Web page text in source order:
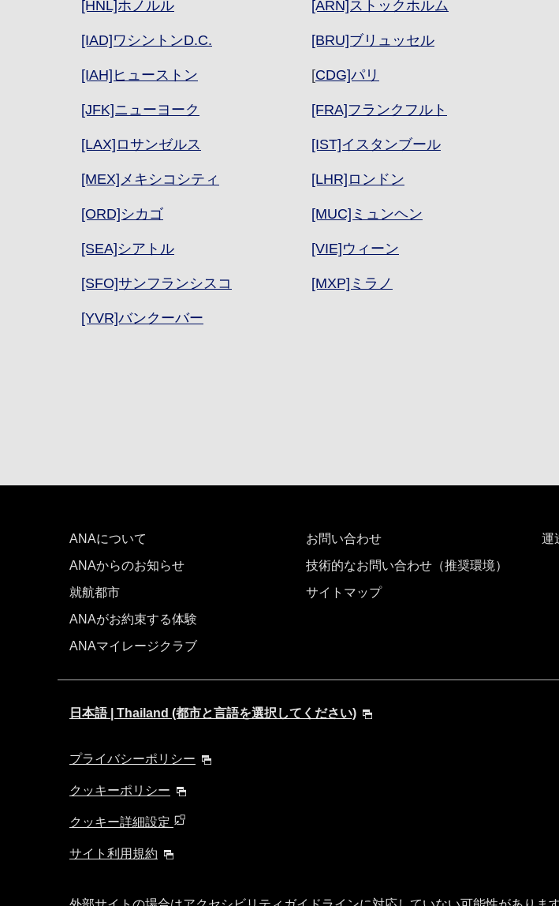
[HNL]ホノルル
[IAD]ワシントンD.C.
[IAH]ヒューストン
[JFK]ニューヨーク
[LAX]ロサンゼルス
[MEX]メキシコシティ
[ORD]シカゴ
[SEA]シアトル
[SFO]サンフランシスコ
[YVR]バンクーバー
[ARN]ストックホルム
[BRU]ブリュッセル
[CDG]パリ
[FRA]フランクフルト
[IST]イスタンブール
[LHR]ロンドン
[MUC]ミュンヘン
[VIE]ウィーン
[MXP]ミラノ
ANAについて
ANAからのお知らせ
就航都市
ANAがお約束する体験
ANAマイレージクラブ
お問い合わせ
技術的なお問い合わせ（推奨環境）
サイトマップ
運
日本語 | Thailand (都市と言語を選択してください)
プライバシーポリシー
クッキーポリシー
クッキー詳細設定
サイト利用規約